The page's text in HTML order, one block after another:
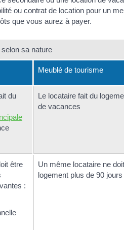
ou contrat de location pour un
que vous aurez à payer.
sa nature
Meublé de tourisme
du
Le locataire fait du
de vacances
être
:
Un même locataire ne
logement plus de 90